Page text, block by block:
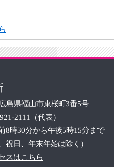
島県福山市東桜町3番5号
2111（代表）
8時30分から午後5時15分まで
祝日、年末年始は除く）
スはこちら